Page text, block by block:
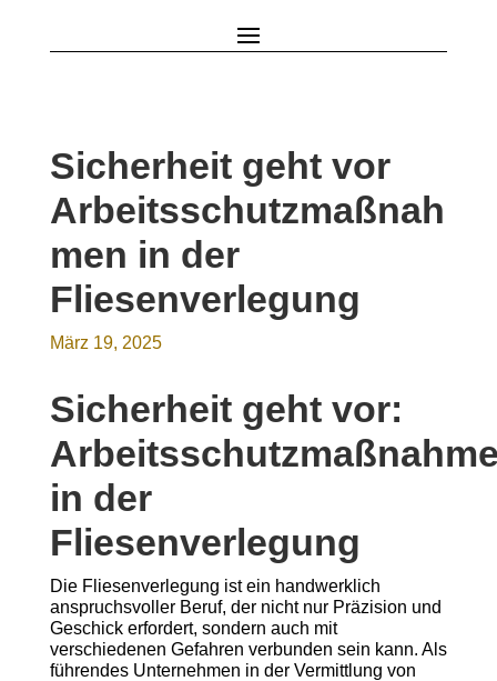
Sicherheit geht vor
Arbeitsschutzmaßnah
men in der
Fliesenverlegung
März 19, 2025
Sicherheit geht vor:
in der
Fliesenverlegung
Die Fliesenverlegung ist ein handwerklich
anspruchsvoller Beruf, der nicht nur Präzision und
Geschick erfordert, sondern auch mit
verschiedenen Gefahren verbunden sein kann. Als
führendes Unternehmen in der Vermittlung von